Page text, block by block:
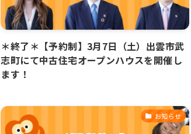
＊終了＊【予約制】3月7日（土）出雲市武
志町にて中古住宅オープンハウスを開催し
ます！
お知らせ